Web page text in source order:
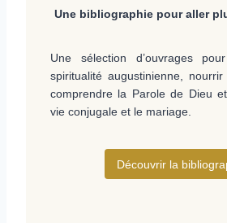
Une bibliographie pour aller
Une sélection d’ouvrages
spiritualité augustinienne,
comprendre la Parole de Dieu
vie conjugale et le mariage.
Découvrir la